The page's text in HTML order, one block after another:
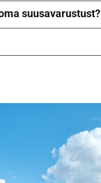
suusavarustust?